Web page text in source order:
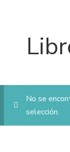
No se
selección.